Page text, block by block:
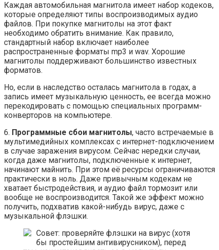
Каждая автомобильная магнитола имеет набор кодеков,
которые определяют типы воспроизводимых аудио
файлов. При покупке магнитолы на этот факт
необходимо обратить внимание. Как правило,
стандартный набор включает наиболее
распространенные форматы mp3 и wav. Хорошие
магнитолы поддерживают большинство известных
форматов.
Но, если в наследство осталась магнитола в годах, а
запись имеет музыкальную ценность, ее всегда можно
перекодировать с помощью специальных программ-
конверторов на компьютере.
6. Программные сбои магнитолы, часто встречаемые в
мультимедийных комплексах с интернет-подключением
в случае заражения вирусом. Сейчас нередки случаи,
когда даже магнитолы, подключенные к интернет,
начинают майнить. При этом её ресурсы ограничиваются
практически в ноль. Даже привычным кодекам не
хватает быстродействия, и аудио файл тормозит или
вообще не воспроизводится. Такой же эффект можно
получить, подхватив какой-нибудь вирус, даже с
музыкальной флэшки.
Совет: проверяйте флэшки на вирус (хотя
бы простейшим антивирусником), перед